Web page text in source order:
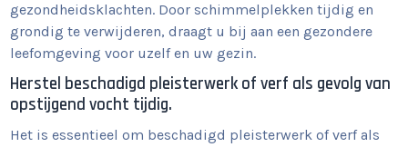
gezondheidsklachten. Door schimmelplekken tijdig en
grondig te verwijderen, draagt u bij aan een gezondere
leefomgeving voor uzelf en uw gezin.
Herstel beschadigd pleisterwerk of verf als gevolg van
opstijgend vocht tijdig.
Het is essentieel om beschadigd pleisterwerk of verf als